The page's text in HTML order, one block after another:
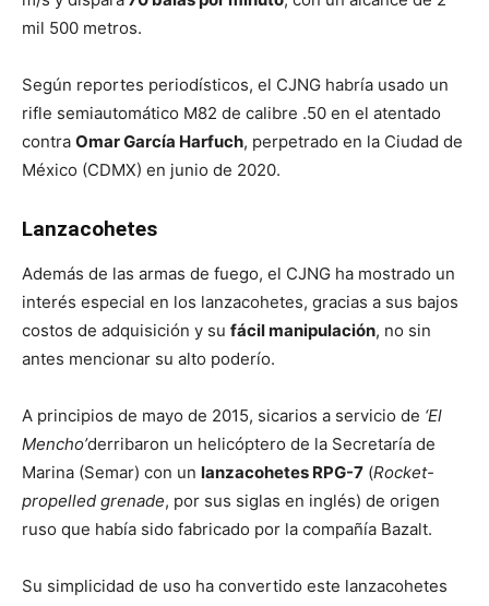
mil 500 metros.
Según reportes periodísticos, el CJNG habría usado un
rifle semiautomático M82 de calibre .50 en el atentado
contra Omar García Harfuch, perpetrado en la Ciudad de
México (CDMX) en junio de 2020.
Lanzacohetes
Además de las armas de fuego, el CJNG ha mostrado un
interés especial en los lanzacohetes, gracias a sus bajos
costos de adquisición y su fácil manipulación, no sin
antes mencionar su alto poderío.
A principios de mayo de 2015, sicarios a servicio de ‘El
Mencho’derribaron un helicóptero de la Secretaría de
Marina (Semar) con un lanzacohetes RPG-7 (Rocket-
propelled grenade, por sus siglas en inglés) de origen
ruso que había sido fabricado por la compañía Bazalt.
Su simplicidad de uso ha convertido este lanzacohetes